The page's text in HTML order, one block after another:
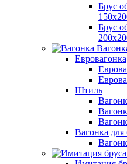
Брус
Брус
Евровагонка
Штиль
Вагонка